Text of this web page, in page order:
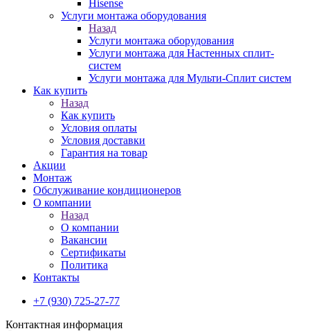
Hisense
Услуги монтажа оборудования
Назад
Услуги монтажа оборудования
Услуги монтажа для Настенных сплит-
систем
Услуги монтажа для Мульти-Сплит систем
Как купить
Назад
Как купить
Условия оплаты
Условия доставки
Гарантия на товар
Акции
Монтаж
Обслуживание кондиционеров
О компании
Назад
О компании
Вакансии
Сертификаты
Политика
Контакты
+7 (930) 725-27-77
Контактная информация